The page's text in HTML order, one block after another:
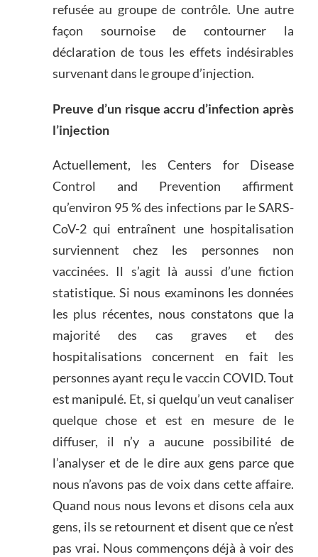
refusée au groupe de contrôle. Une autre
façon sournoise de contourner la
déclaration de tous les effets indésirables
survenant dans le groupe d’injection.
Preuve d’un risque accru d’infection après
l’injection
Actuellement, les Centers for Disease
Control and Prevention affirment
qu’environ 95 % des infections par le SARS-
CoV-2 qui entraînent une hospitalisation
surviennent chez les personnes non
vaccinées. Il s’agit là aussi d’une fiction
statistique. Si nous examinons les données
les plus récentes, nous constatons que la
majorité des cas graves et des
hospitalisations concernent en fait les
personnes ayant reçu le vaccin COVID. Tout
est manipulé. Et, si quelqu’un veut canaliser
quelque chose et est en mesure de le
diffuser, il n’y a aucune possibilité de
l’analyser et de le dire aux gens parce que
nous n’avons pas de voix dans cette affaire.
Quand nous nous levons et disons cela aux
gens, ils se retournent et disent que ce n’est
pas vrai. Nous commençons déjà à voir des